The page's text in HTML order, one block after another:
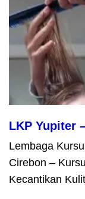
LKP Yupiter
Lembaga
Cirebon –
Kecantikan